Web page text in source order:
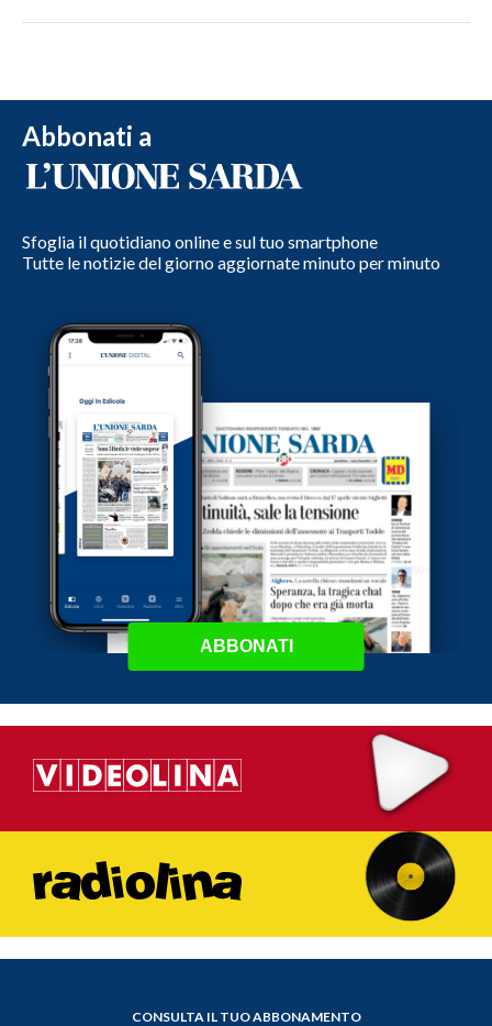
Abbonati a
Sfoglia il quotidiano online e sul tuo smartphone
Tutte le notizie del giorno aggiornate minuto per minuto
ABBONATI
CONSULTA IL TUO ABBONAMENTO